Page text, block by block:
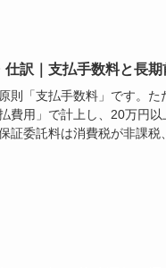
訳｜支払手数料と長
則「支払手数料」です。
費用」で計上し、20万円
証委託料は消費税が非課